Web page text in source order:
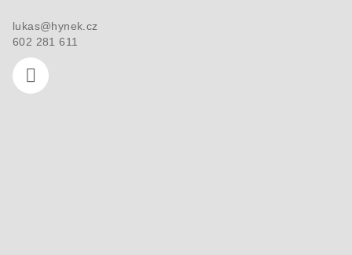
lukas@hynek.cz
602 281 611